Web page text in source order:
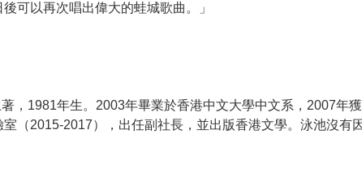
可以再次唱出偉大的蛙城歌曲。」
，1981年生。2003年畢業於香港中文大學中文系，2007年
（2015-2017），出任副社長，並出版香港文學。泳池沒有